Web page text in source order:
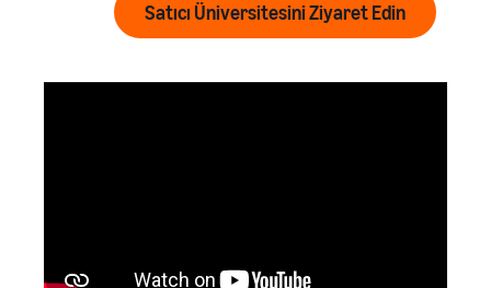
Satıcı Üniversitesini Ziyaret Edin